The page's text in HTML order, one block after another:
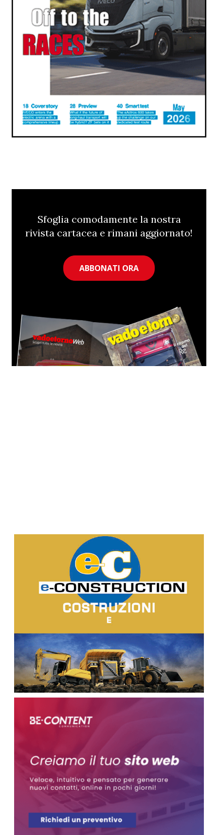
Sfoglia comodamente la nostra
rivista cartacea e rimani aggiornato!
ABBONATI ORA